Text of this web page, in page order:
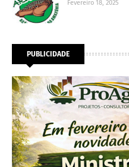
Fevereiro 18, 2025
PUBLICIDADE